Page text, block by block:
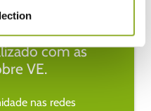
com as
VE.
nas redes